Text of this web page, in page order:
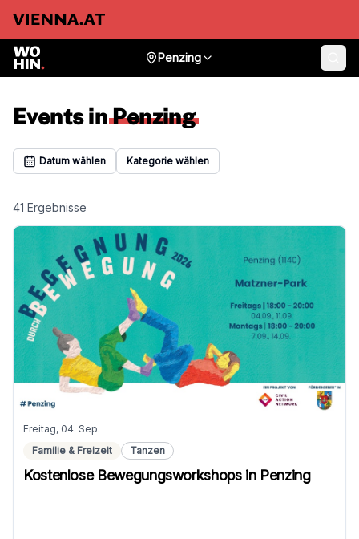
Penzing
Events inPenzing
Datum wählen Kategorie wählen
41 Ergebnisse
Freitag, 04. Sep.
Familie & Freizeit
Tanzen
Kostenlose Bewegungsworkshops in Penzing